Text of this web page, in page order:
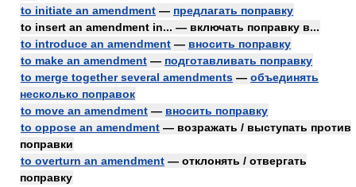
to initiate an amendment — предлагать поправку
to insert an amendment in... — включать поправку в...
to introduce an amendment — вносить поправку
to make an amendment — подготавливать поправку
to merge together several amendments — объединять
несколько поправок
to move an amendment — вносить поправку
to oppose an amendment — возражать / выступать против
поправки
to overturn an amendment — отклонять / отвергать
поправку